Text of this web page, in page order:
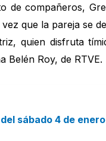
de compañeros,
que la pareja se
quien disfruta
Belén Roy, de RTVE.
sábado 4 de